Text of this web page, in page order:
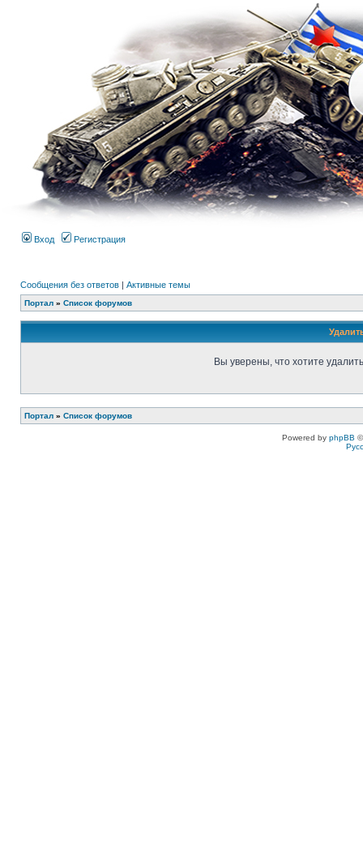
Вход Регистрация
Сообщения без ответов | Активные темы
Портал » Список форумов
Вы уверены, что хотите
Портал » Список форумов
Powered by phpBB